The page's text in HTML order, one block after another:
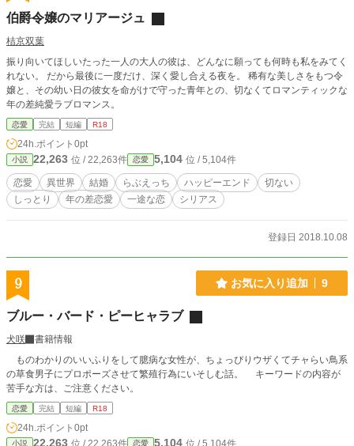
として「婚姻して添い遂げる誓いをすること」を提示され
ラトーレの側にいれば、呪いの効力は弱まる。そのため、カ
ザーレ侯爵家で侍女として働くことになったのだけれど……
この年下男子、滅茶苦茶執着心が強くないですか！？ 挙句
の果てに、淫らなスキンシップを仕掛けてきて……。 ※掲載
先→ムーンライトノベルズ、エブリスタ、アルファポリス
伯爵令嬢のマリアージュ
桔京双葉
振り向いてほしいたった一人の大人の彼は、どんなに願っても何時も私をみてく
れない。 だから最後に一度だけ、深く愛し合える夜を。 稀有な美しさをもつ令
嬢と、その幼い日の彼女を命がけで守った青年との、切なくてロマンティックな
年の差純愛ラブロマンス。
恋愛 完結 短編 R18
24h.ポイント 0pt
小説 22,263 位 / 22,263件 恋愛 5,104 位 / 5,104件
恋愛 異世界 結婚 らぶえっち ハッピーエンド
切ない
しっとり
年の差恋愛 一途な恋 シリアス
登録日 2018.10.08
9 お気に入り追加 9
ブルー・バード・ピーヒャラブ
犬咲
書籍情報
ものわかりのいいふりをして臆病な女性が、ちょっぴりウザくてチャらい鳥系
の草食男子にプロポーズさせて繁殖行為にいそしむ話。 キーワードの内容が
苦手な方は、ご注意ください。
恋愛 完結 短編 R18
24h.ポイント 0pt
小説 22,263 位 / 22,263件 恋愛 5,104 位 / 5,104件